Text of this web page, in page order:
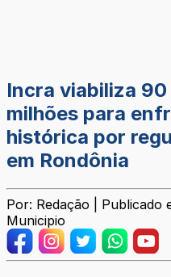
Incra viabiliza
milhões para
histórica por
em Rondônia
Por: Redação | Publicado
Municipio